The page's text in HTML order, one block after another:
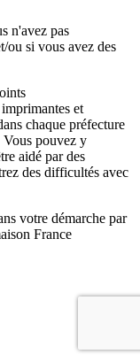
n'avez pas
ou si vous avez des
et
chaque préfecture
Vous pouvez y
aidé par des
des difficultés avec
votre démarche par
France